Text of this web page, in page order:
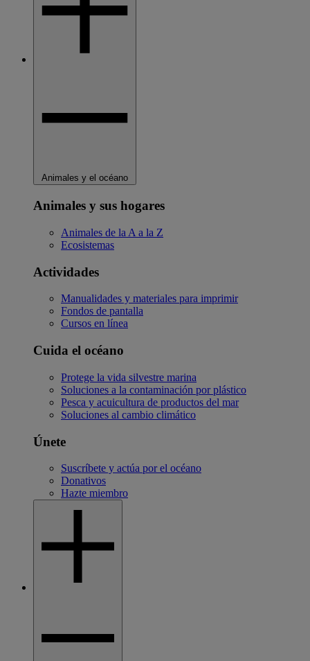
Animales y el océano
Animales y sus hogares
Animales de la A a la Z
Ecosistemas
Actividades
Manualidades y materiales para imprimir
Fondos de pantalla
Cursos en línea
Cuida el océano
Protege la vida silvestre marina
Soluciones a la contaminación por plástico
Pesca y acuicultura de productos del mar
Soluciones al cambio climático
Únete
Suscríbete y actúa por el océano
Donativos
Hazte miembro